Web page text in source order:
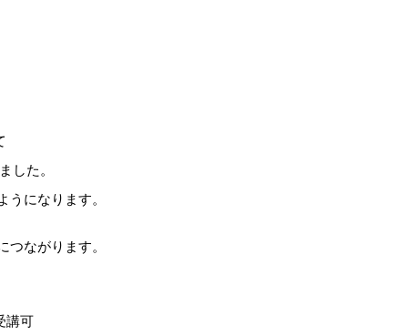
した。
になります。
ながります。
講可